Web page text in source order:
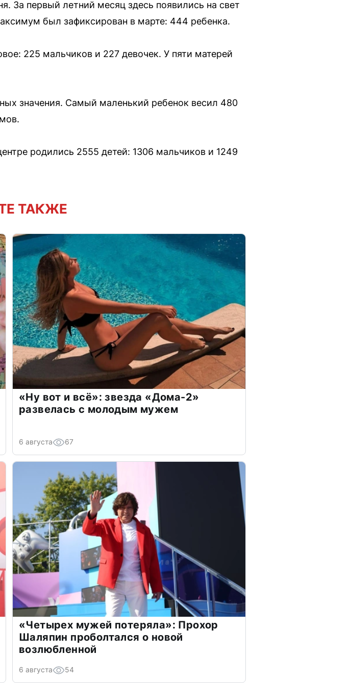
За первый летний месяц здесь появились на свет
был зафиксирован в марте: 444 ребенка.
225 мальчиков и 227 девочек. У пяти матерей
значения. Самый маленький ребенок весил 480
родились 2555 детей: 1306 мальчиков и 1249
ТАКЖЕ
«Ну вот и всё»: звезда «Дома-2»
развелась с молодым мужем
6 августа 67
«Четырех мужей потеряла»: Прохор
Шаляпин проболтался о новой
возлюбленной
6 августа 54